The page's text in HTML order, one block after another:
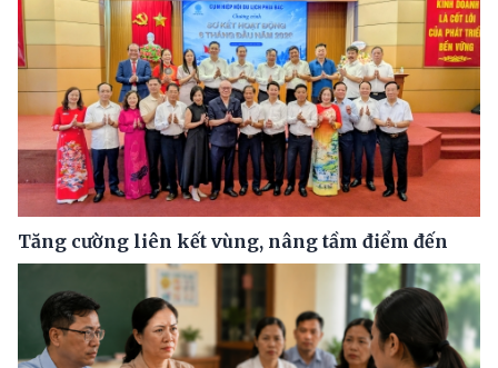
Tăng cường liên kết vùng, nâng tầm điểm đến